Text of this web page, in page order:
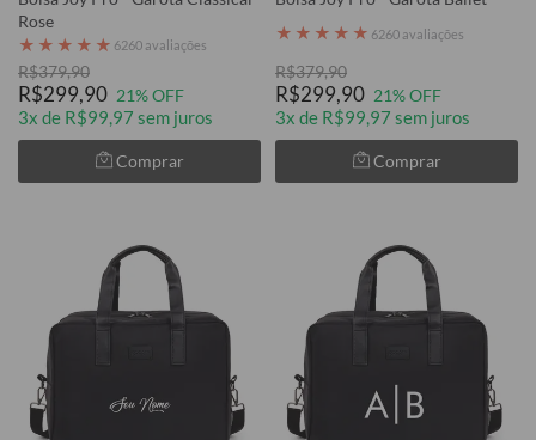
Rose
★ ★ ★ ★ ★ 6260 avaliações
R$379,90
R$299,90 21% OFF
3x de R$99,97 sem juros
Comprar
★ ★ ★ ★ ★ 6260 avaliações
R$379,90
R$299,90 21% OFF
3x de R$99,97 sem juros
Comprar